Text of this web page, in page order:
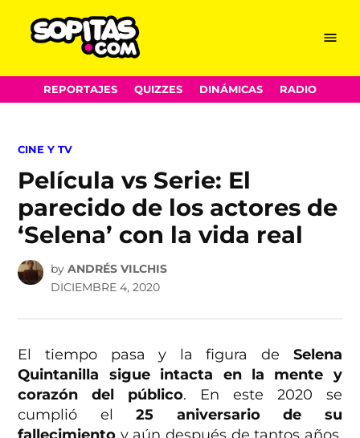
Skip
to
Menu
REPORTAJES QUIZZES DINÁMICAS RADIO
POSTED
CINE Y TV
Película vs Serie: El
parecido de los actores de
‘Selena’ con la vida real
by ANDRÉS VILCHIS
DICIEMBRE 4, 2020
El tiempo pasa y la figura de Selena
Quintanilla sigue intacta en la mente y
corazón del público. En este 2020 se
cumplió el25 aniversario de su